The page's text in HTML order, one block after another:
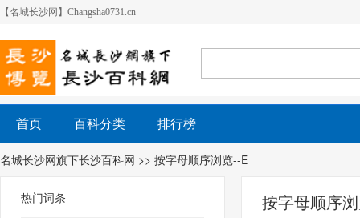
【名城长沙网】Changsha0731.cn
首页 百科分类 排行榜
名城长沙网旗下长沙百科网 >> 按字母顺序浏览--E
按字母顺序
热门词条